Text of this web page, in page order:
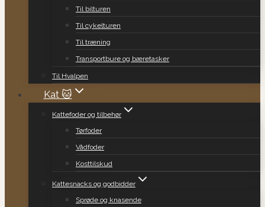
Til bilturen
Til cykelturen
Til træning
Transportbure og bæretasker
Til Hvalpen
Kat 🐱
Kattefoder og tilbehør
Tørfoder
Vådfoder
Kosttilskud
Kattesnacks og godbidder
Sprøde og knasende